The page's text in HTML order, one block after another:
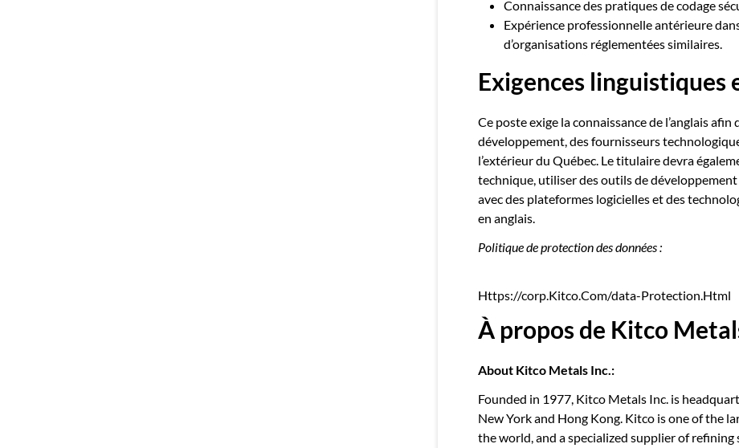
Connaissance des pratiques de codage
Expérience professionnelle antérieure
d’organisations réglementées similaires.
Exigences
Ce poste exige la connaissance de l’anglais
développement, des fournisseurs
l’extérieur du Québec. Le titulaire devra
technique, utiliser des outils de
avec des plateformes logicielles et des
en anglais.
Politique de protection des données :
Https://corp.Kitco.Com/data-Protection.Html
À propos de Kitco
About Kitco Metals Inc.:
Founded in 1977, Kitco Metals Inc. is
New York and Hong Kong. Kitco is one of the
the world, and a specialized supplier of refining